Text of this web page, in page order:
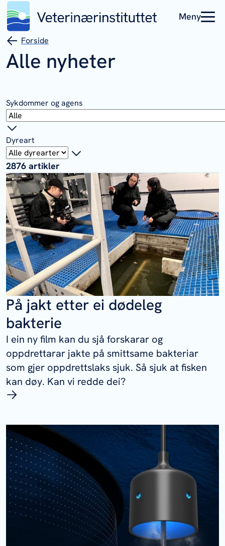
Meny
Forside
Alle nyheter
Sykdommer og agens
Dyreart
2876 artikler
På jakt etter ei dødeleg
bakterie
I ein ny film kan du sjå forskarar og
oppdrettarar jakte på smittsame bakteriar
som gjer oppdrettslaks sjuk. Så sjuk at fisken
kan døy. Kan vi redde dei?